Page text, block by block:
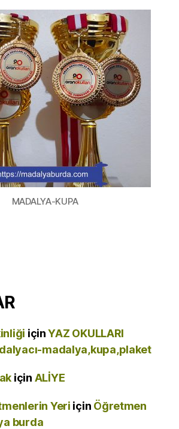
MADALYA-KUPA
içinYAZ OKULLARI
madalya,kupa,plaket
için ALİYE
Yeri için Öğretmen
burda